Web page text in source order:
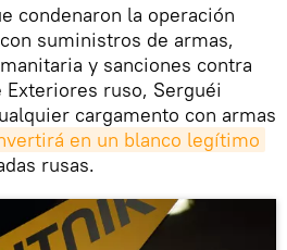
condenaron la operación
suministros de armas,
y sanciones contra
ruso, Serguéi
cargamento con armas
en un blanco legítimo
rusas.